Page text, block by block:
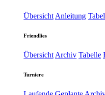
Übersicht Anleitung
Friendlies
Übersicht Archiv Tabelle
Turniere